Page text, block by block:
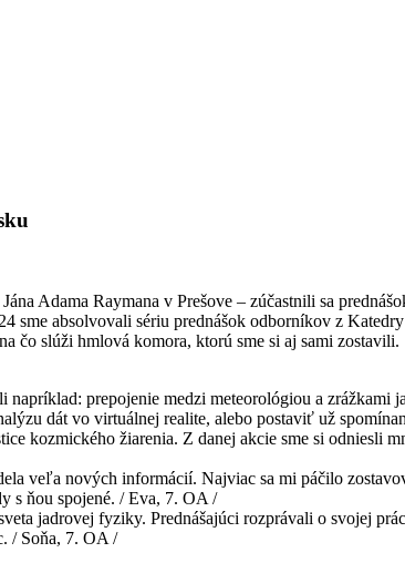
Adama Raymana v Prešove – zúčastnili sa
sme absolvovali sériu prednášok odborníkov z
čo slúži hmlová komora, ktorú sme si aj sami zostavili.
napríklad: prepojenie medzi meteorológiou a
dát vo virtuálnej realite, alebo postaviť už
kozmického žiarenia. Z danej akcie sme si odniesli
veľa nových informácií. Najviac sa mi páčilo
s ňou spojené. / Eva, 7. OA /
jadrovej fyziky. Prednášajúci rozprávali o svojej
/ Soňa, 7. OA /